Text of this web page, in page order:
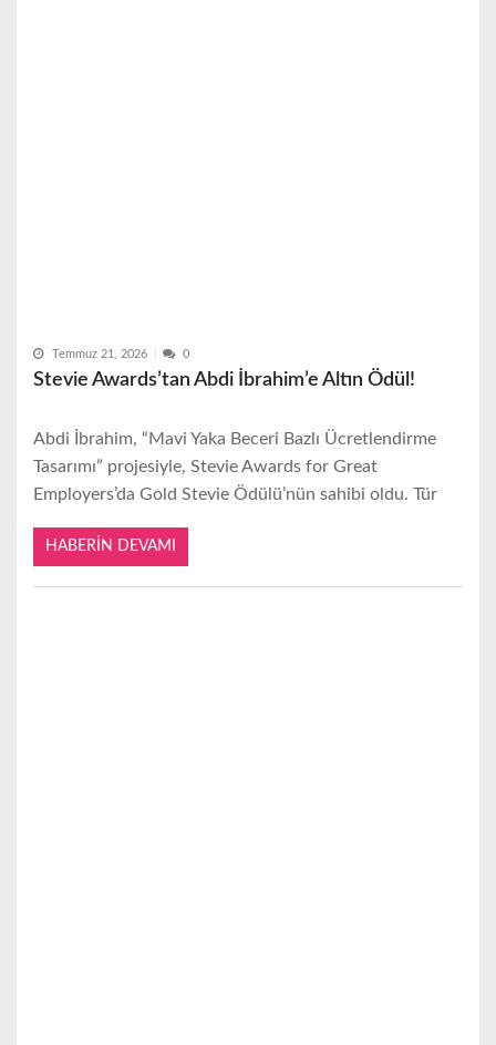
Temmuz 21, 2026 0
Stevie Awards’tan Abdi İbrahim’e Altın Ödül!
Abdi İbrahim, “Mavi Yaka Beceri Bazlı Ücretlendirme
Tasarımı” projesiyle, Stevie Awards for Great
Employers’da Gold Stevie Ödülü’nün sahibi oldu. Tür
HABERIN DEVAMI